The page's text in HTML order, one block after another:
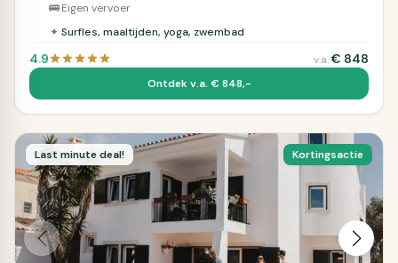
🚌Eigen vervoer
✦ Surfles, maaltijden, yoga, zwembad
4.9 v.a.€ 848
Ontdek v.a. € 848,-
Last minute deal! Kortingsactie